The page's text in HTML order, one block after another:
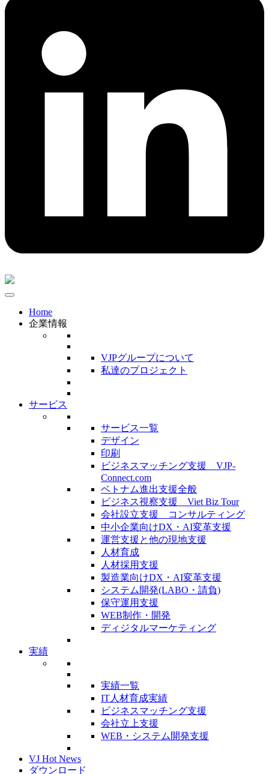
Home
企業情報
VJPグループについて
私達のプロジェクト
サービス
サービス一覧
デザイン
印刷
ビジネスマッチング支援 VJP-
Connect.com
ベトナム進出支援全般
ビジネス視察支援 Viet Biz Tour
会社設立支援 コンサルティング
中小企業向けDX・AI変革支援
運営支援と他の現地支援
人材育成
人材採用支援
製造業向けDX・AI変革支援
システム開発(LABO・請負)
保守運用支援
WEB制作・開発
ディジタルマーケティング
実績
実績一覧
IT人材育成実績
ビジネスマッチング支援
会社立上支援
WEB・システム開発支援
VJ Hot News
ダウンロード